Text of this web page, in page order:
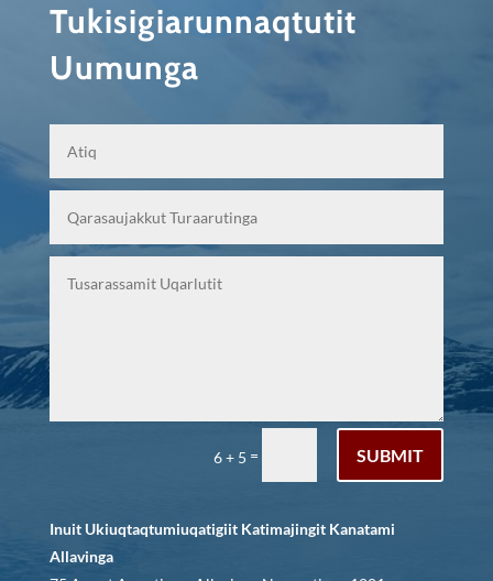
Tukisigiarunnaqtutit
Uumunga
6 + 5 = SUBMIT
Inuit Ukiuqtaqtumiuqatigiit Katimajingit Kanatami
Allavinga